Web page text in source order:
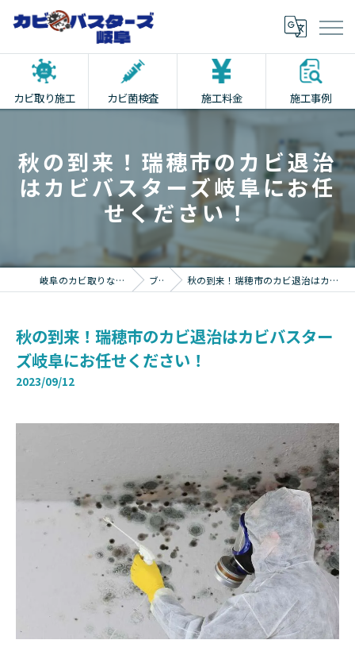
カビ取り施工 カビ菌検査 施工料金 施工事例
秋の到来！瑞穂市のカビ退治
はカビバスターズ岐阜にお任
せください！
岐阜のカビ取りならカビバスターズ岐阜 ブログ 秋の到来！瑞穂市のカビ退治はカビバスターズ岐阜にお任せください！
秋の到来！瑞穂市のカビ退治はカビバスター
ズ岐阜にお任せください！
2023/09/12